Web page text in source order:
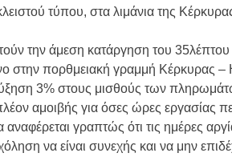
τύπου, στα λιμάνια της
την άμεση κατάργηση του
στην πορθμειακή γραμμή Κέρκυρας –
3% στους μισθούς των
αμοιβής για όσες ώρες εργασίας
αναφέρεται γραπτώς ότι τις ημέρες
να είναι συνεχής και να μην